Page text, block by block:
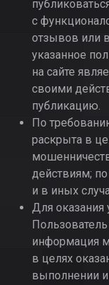
с
отзывов или
указанное
на сайте
своими
публикацию.
По
раскрыта в
действиям;
и в иных
Для оказания
информация
в целях
выполнении